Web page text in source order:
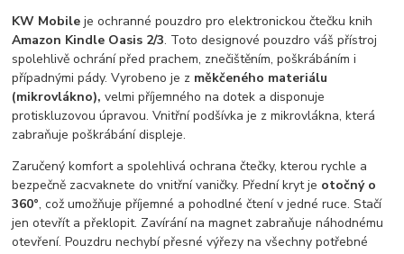
KW Mobile je ochranné pouzdro pro elektronickou čtečku knih
Amazon Kindle Oasis 2/3. Toto designové pouzdro váš přístroj
spolehlivě ochrání před prachem, znečištěním, poškrábáním i
případnými pády. Vyrobeno je z měkčeného materiálu
(mikrovlákno), velmi příjemného na dotek a disponuje
protiskluzovou úpravou. Vnitřní podšívka je z mikrovlákna, která
zabraňuje poškrábání displeje.
Zaručený komfort a spolehlivá ochrana čtečky, kterou rychle a
bezpečně zacvaknete do vnitřní vaničky. Přední kryt je otočný o
360°, což umožňuje příjemné a pohodlné čtení v jedné ruce. Stačí
jen otevřít a překlopit. Zavírání na magnet zabraňuje náhodnému
otevření. Pouzdru nechybí přesné výřezy na všechny potřebné